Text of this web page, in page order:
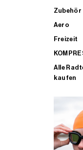
Zubehör
Aero
Freizeit
Alle
kaufen